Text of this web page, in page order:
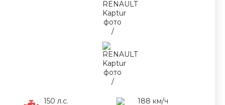
150 л.с.
188 км/ч